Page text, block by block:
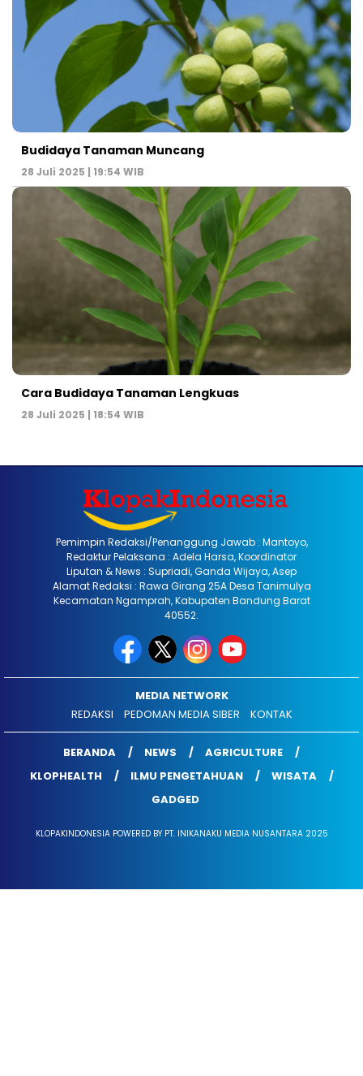
Budidaya Tanaman Muncang
28 Juli 2025 | 19:54 WIB
Cara Budidaya Tanaman Lengkuas
28 Juli 2025 | 18:54 WIB
Pemimpin Redaksi/Penanggung Jawab : Mantoyo,
Redaktur Pelaksana : Adela Harsa, Koordinator
Liputan & News : Supriadi, Ganda Wijaya, Asep
Alamat Redaksi : Rawa Girang 25A Desa Tanimulya
Kecamatan Ngamprah, Kabupaten Bandung Barat
40552.
MEDIA NETWORK
REDAKSI
PEDOMAN MEDIA SIBER KONTAK
BERANDA NEWS
AGRICULTURE
KLOPHEALTH
ILMU PENGETAHUAN
WISATA
GADGED
KLOPAKINDONESIA POWERED BY PT. INIKANAKU MEDIA NUSANTARA 2025